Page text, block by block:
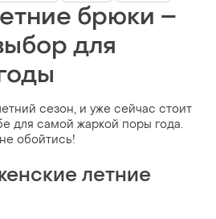
брюки –
для
сезон, и уже сейчас стоит
для самой жаркой поры года.
обойтись!
летние